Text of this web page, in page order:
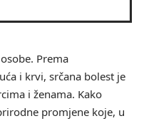
Prema
i krvi, srčana bolest je
i ženama. Kako
promjene koje, u